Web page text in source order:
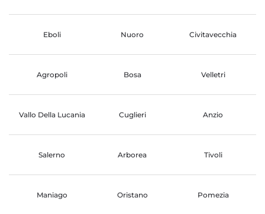
Eboli Nuoro Civitavecchia
Agropoli Bosa Velletri
Vallo Della Lucania Cuglieri Anzio
Salerno Arborea Tivoli
Maniago Oristano Pomezia